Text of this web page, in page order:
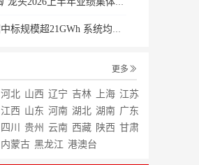
A股十大锂矿龙头2026上半年业绩集体大涨
本周储能招中标规模超21GWh 系统均价0.79元/Wh
更多
河北 山西 辽宁 吉林 上海 江苏
江西 山东 河南 湖北 湖南 广东
四川 贵州 云南 西藏 陕西 甘肃
内蒙古 黑龙江 港澳台